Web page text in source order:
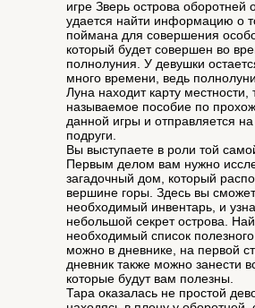
игре Зверь острова оборотней
удается найти информацию о
поймана для совершения
который будет совершен во
полнолуния. У девушки
много времени, ведь
Луна находит карту местности,
называемое пособие по
данной игры и отправляется на
подруги.
Вы выступаете в роли той
Первым делом вам нужно
загадочный дом, который
вершине горы. Здесь вы
необходимый инвентарь, и
небольшой секрет острова.
необходимый список
можно в дневнике, на первой
дневник также можно занести
которые будут вам полезны.
Тара оказалась не простой